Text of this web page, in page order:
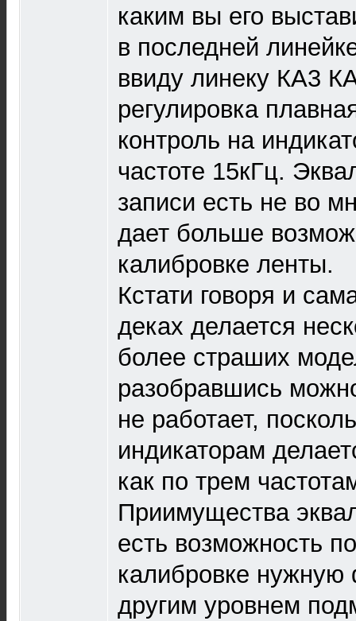
каким вы его
в последней
ввиду линеку КА3
регулировка
контроль на
частоте 15кГц.
записи есть не во
дает больше
калибровке ленты.
Кстати говоря и
деках делается
более страших
разобравшись
не работает,
индикаторам
как по трем
Приимущества
есть возможность
калибровке
другим уровнем